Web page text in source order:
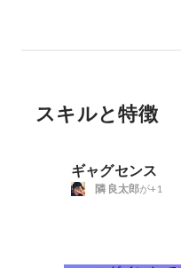
スキルと特徴
ギャグセンス
隣 良太郎が+1